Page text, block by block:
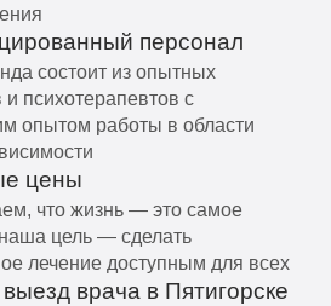
персонал
состоит из опытных
и психотерапевтов с
опытом работы в области
цены
что жизнь — это самое
цель — сделать
лечение доступным для всех
врача в Пятигорске